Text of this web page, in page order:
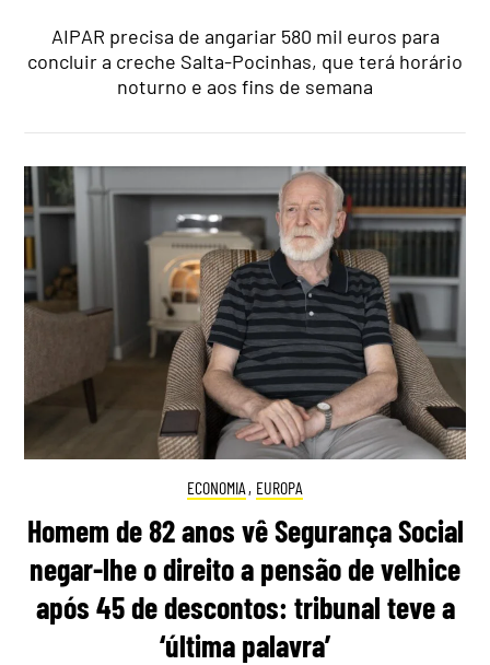
AIPAR precisa de angariar 580 mil euros para
concluir a creche Salta-Pocinhas, que terá horário
noturno e aos fins de semana
ECONOMIA , EUROPA
Homem de 82 anos vê Segurança Social
negar-lhe o direito a pensão de velhice
após 45 de descontos: tribunal teve a
‘última palavra’